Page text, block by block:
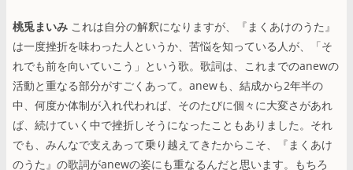
桃兎まいみ これは自分の解釈になりますが、『まくあけのうた』
は一度挫折を味わった人というか、苦悩を知っている人が、「そ
れでも前を向いていこう」という歌。歌詞は、これまでのanewの
活動と重なる部分がすごくあって。anewも、結成から2年半の
中、何度か体制が入れ代われば、そのたびに個々に大変さがあれ
ば、続けていく中で挫折しそうになったこともありました。それ
でも、みんなで支えあって乗り越えてきたからこそ、『まくあけ
のうた』の歌詞がanewの姿にも重なるんだと思います。もちろ